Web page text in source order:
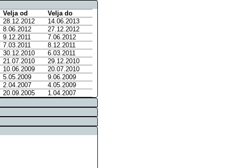
Velja od
Velja do
28.12.2012
14.06.2013
8.06.2012
27.12.2012
9.12.2011
7.06.2012
7.03.2011
8.12.2011
30.12.2010
6.03.2011
21.07.2010
29.12.2010
10.06.2009
20.07.2010
5.05.2009
9.06.2009
2.04.2007
4.05.2009
20.09.2005 1.04.2007